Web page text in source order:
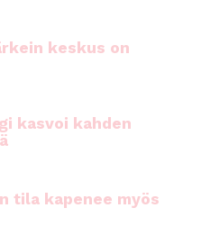
keskus on
kasvoi kahden
tila kapenee myös